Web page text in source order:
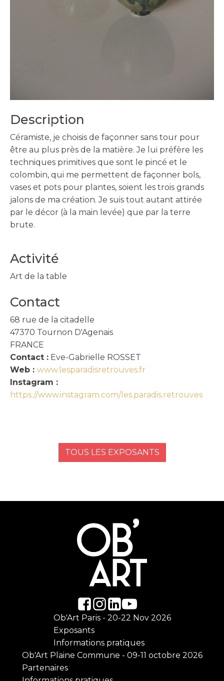
Description
Céramiste, je choisis de façonner sans tour pour
être au plus près de la matière. Je lui préfère les
techniques primitives que sont le pincé et le
colombin, qui me permettent de façonner bols,
vases et pots pour plantes, soient les trois grands
jalons de ma création. Je suis tout autant attirée
par le décor (à la main levée) que par la terre
brute.
Activité
Art de la table
Contact
68 rue de la citadelle
47370 Tournon D'Agenais
FRANCE
Contact : Eve-Gabrielle ROSSET
Web : www.lesparadisretrouves.fr
Instagram :
https://www.instagram.com/les.paradis.retrouves
TOUS LES EXPOSANTS
Ob'Art Paris - 20-22 Nov 2026
Exposants
Informations pratiques
Ob'Art Plaine Commune - 09-11 octobre 2026
Partenaires